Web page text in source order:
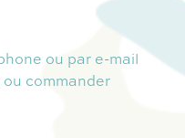
ou par e-mail
commander